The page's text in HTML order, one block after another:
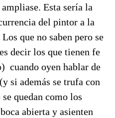
Esta sería la
del pintor a la
que no saben pero se
decir los que tienen fe
cuando oyen hablar de
si además se trufa con
quedan como los
abierta y asienten